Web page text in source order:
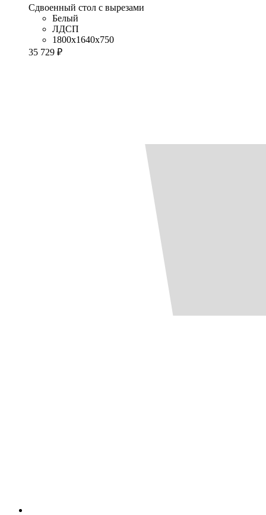
Сдвоенный стол с вырезами
Белый
ЛДСП
1800x1640x750
35 729 ₽